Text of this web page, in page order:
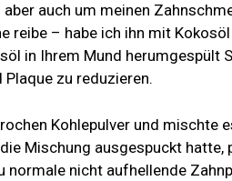
auch um meinen
reibe – habe ich ihn mit
in Ihrem Mund herumgespült
zu reduzieren.
Kohlepulver und mischte
Mischung ausgespuckt hatte,
normale nicht aufhellende